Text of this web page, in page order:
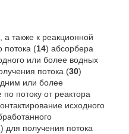
а также к реакционной
потока (14) абсорбера
или более водных
потока (30)
или более
потоку от реактора
исходного
) для получения потока